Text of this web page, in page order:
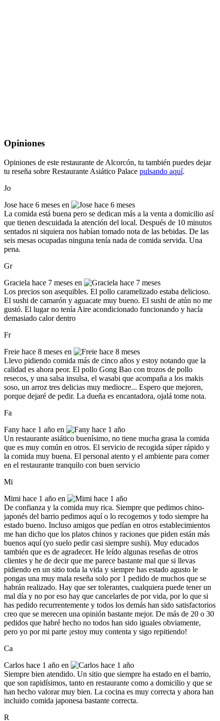
Opiniones
Opiniones de este restaurante de Alcorcón, tu también puedes dejar
tu reseña sobre Restaurante Asiático Palace pulsando aquí.
Jo
Jose hace 6 meses en
La comida está buena pero se dedican más a la venta a domicilio así
que tienen descuidada la atención del local. Después de 10 minutos
sentados ni siquiera nos habían tomado nota de las bebidas. De las
seis mesas ocupadas ninguna tenía nada de comida servida. Una
pena.
Gr
Graciela hace 7 meses en
Los precios son asequibles. El pollo caramelizado estaba delicioso.
El sushi de camarón y aguacate muy bueno. El sushi de atún no me
gustó. El lugar no tenía Aire acondicionado funcionando y hacía
demasiado calor dentro
Fr
Freie hace 8 meses en
Llevo pidiendo comida más de cinco años y estoy notando que la
calidad es ahora peor. El pollo Gong Bao con trozos de pollo
resecos, y una salsa insulsa, el wasabi que acompaña a los makis
soso, un arroz tres delicias muy mediocre... Espero que mejoren,
porque dejaré de pedir. La dueña es encantadora, ojalá tome nota.
Fa
Fany hace 1 año en
Un restaurante asiático buenísimo, no tiene mucha grasa la comida
que es muy común en otros. El servicio de recogida súper rápido y
la comida muy buena. El personal atento y el ambiente para comer
en el restaurante tranquilo con buen servicio
Mi
Mimi hace 1 año en
De confianza y la comida muy rica. Siempre que pedimos chino-
japonés del barrio pedimos aquí o lo recogemos y todo siempre ha
estado bueno. Incluso amigos que pedían en otros establecimientos
me han dicho que los platos chinos y raciones que piden están más
buenos aquí (yo suelo pedir casi siempre sushi). Muy educados
también que es de agradecer. He leído algunas reseñas de otros
clientes y he de decir que me parece bastante mal que si llevas
pidiendo en un sitio toda la vida y siempre has estado agusto le
pongas una muy mala reseña solo por 1 pedido de muchos que se
habrán realizado. Hay que ser tolerantes, cualquiera puede tener un
mal día y no por eso hay que cancelarles de por vida, por lo que si
has pedido recurrentemente y todos los demás han sido satisfactorios
creo que se merecen una opinión bastante mejor. De más de 20 o 30
pedidos que habré hecho no todos han sido iguales obviamente,
pero yo por mi parte ¡estoy muy contenta y sigo repitiendo!
Ca
Carlos hace 1 año en
Siempre bien atendido. Un sitio que siempre ha estado en el barrio,
que son rapidísimos, tanto en restaurante como a domicilio y que se
han hecho valorar muy bien. La cocina es muy correcta y ahora han
incluido comida japonesa bastante correcta.
R